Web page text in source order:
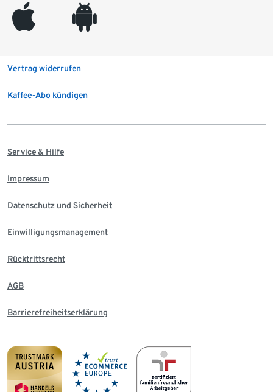
appleinc android
Vertrag widerrufen
Kaffee-Abo kündigen
Service & Hilfe
Impressum
Datenschutz und Sicherheit
Einwilligungsmanagement
Rücktrittsrecht
AGB
Barrierefreiheitserklärung